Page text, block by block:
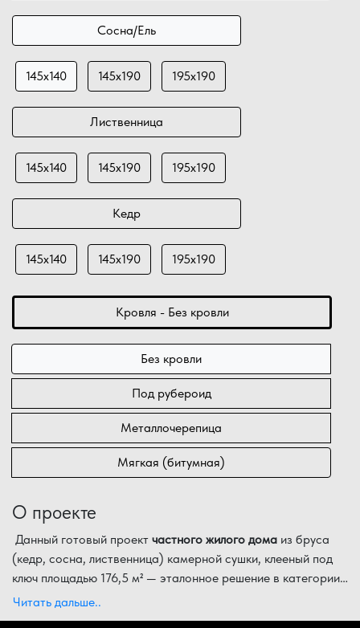
Сосна/Ель
145х140 145х190 195х190
Лиственница
145х140 145х190 195х190
Кедр
145х140 145х190 195х190
Кровля - Без кровли
Без кровли
Под рубероид
Металлочерепица
Мягкая (битумная)
О проекте
Данный готовый проект частного жилого дома из бруса
(кедр, сосна, лиственница) камерной сушки, клееный под
ключ площадью 176,5 м² — эталонное решение в категории
капитальных построек
Планировка дома в
Читать дальше..